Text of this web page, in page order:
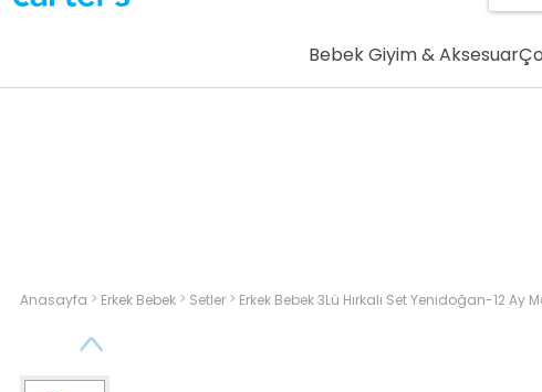
Bebek Giyim & Aksesuar
Anasayfa > Erkek Bebek > Setler > Erkek Bebek 3Lü Hırkalı Set Yenidoğan-12 Ay